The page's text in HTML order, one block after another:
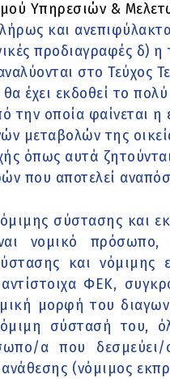
Υπηρεσιών &
και
προδιαγραφές δ)
στο Τεύχος
έχει εκδοθεί το
οποία φαίνεται η
μεταβολών της
όπως αυτά
που αποτελεί
σύστασης και
νομικό
και
αντίστοιχα ΦΕΚ,
μορφή του
σύστασή του,
α που
ανάθεσης (νόμιμος